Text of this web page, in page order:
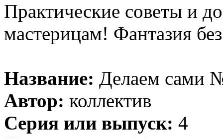
Практические советы и
мастерицам! Фантазия
Название: Делаем сами
Автор: коллектив
Серия или выпуск: 4